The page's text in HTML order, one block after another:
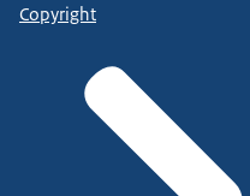
Copyright